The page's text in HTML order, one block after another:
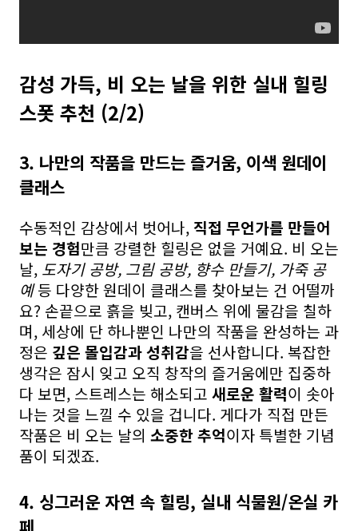
감성 가득, 비 오는 날을 위한 실내 힐링
스폿 추천 (2/2)
3. 나만의 작품을 만드는 즐거움, 이색 원데이
클래스
수동적인 감상에서 벗어나,직접 무언가를 만들어
보는 경험만큼 강렬한 힐링은 없을 거예요. 비 오는
날, 도자기 공방, 그림 공방, 향수 만들기, 가죽 공
예등 다양한 원데이 클래스를 찾아보는 건 어떨까
요? 손끝으로 흙을 빚고, 캔버스 위에 물감을 칠하
며, 세상에 단 하나뿐인 나만의 작품을 완성하는 과
정은 깊은 몰입감과 성취감을 선사합니다. 복잡한
생각은 잠시 잊고 오직 창작의 즐거움에만 집중하
다 보면, 스트레스는 해소되고 새로운 활력이 솟아
나는 것을 느낄 수 있을 겁니다. 게다가 직접 만든
작품은 비 오는 날의 소중한 추억이자 특별한 기념
품이 되겠죠.
4. 싱그러운 자연 속 힐링, 실내 식물원/온실 카
페